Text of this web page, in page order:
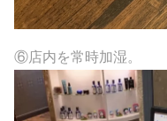
⑥店内を常時加湿。